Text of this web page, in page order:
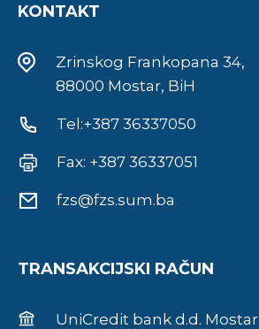
KONTAKT
Zrinskog Frankopana 34,
88000 Mostar, BiH
Tel:+387 36337050
Fax: +387 36337051
fzs@fzs.sum.ba
TRANSAKCIJSKI RAČUN
UniCredit bank d.d. Mostar